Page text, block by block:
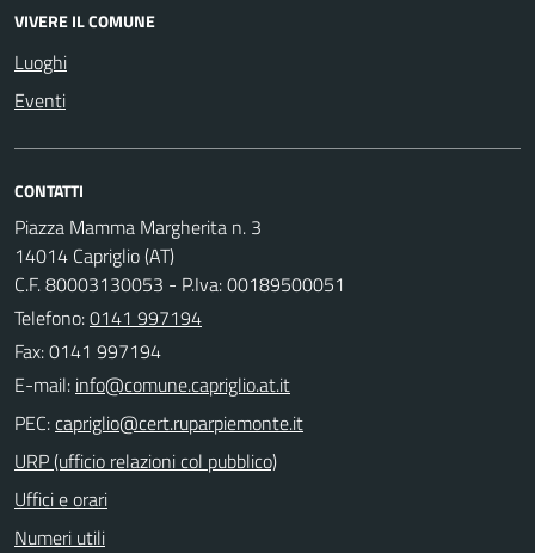
VIVERE IL COMUNE
Luoghi
Eventi
CONTATTI
Piazza Mamma Margherita n. 3
14014 Capriglio (AT)
C.F. 80003130053 - P.Iva: 00189500051
Telefono:0141 997194
Fax: 0141 997194
E-mail:
PEC:
URP (ufficio relazioni col pubblico)
Uffici e orari
Numeri utili